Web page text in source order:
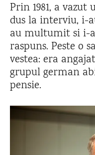
Prin 1981, a
dus la interviu, i-
au multumit si i-
raspuns. Peste o
vestea: era
grupul german
pensie.